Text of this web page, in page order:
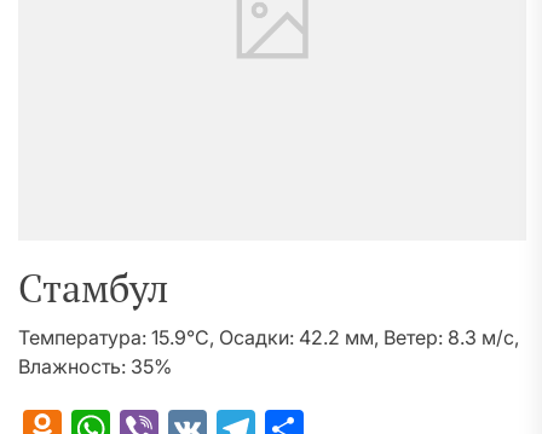
Стамбул
Температура: 15.9°C, Осадки: 42.2 мм, Ветер: 8.3 м/с,
Влажность: 35%